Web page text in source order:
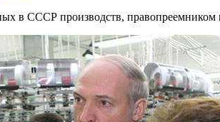
в СССР производств, правопреемником